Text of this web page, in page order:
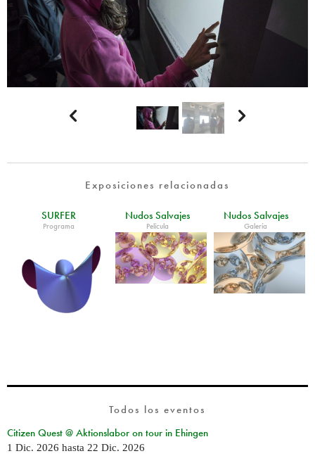
 
Exposiciones relacionadas
SURFER
Programa
Nudos Salvajes
Película
Nudos Salvajes
Galería
Todos los eventos
Citizen Quest @ Aktionslabor on tour in Ehingen
1 Dic. 2026 hasta 22 Dic. 2026